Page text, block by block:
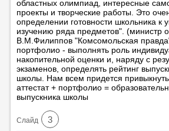
областных олимпиад, интересные
проекты и творческие работы. Это
определении готовности школьника к
изучению ряда предметов". (министр
В.М.Филиппов "Комсомольская
портфолио - выполнять роль
накопительной оценки и, наряду с
экзаменов, определять рейтинг
школы. Нам всем придется
аттестат + портфолио =
выпускника школы
Cлайд 3